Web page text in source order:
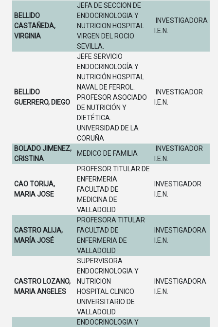
BELLIDO
CASTAÑEDA,
VIRGINIA
JEFA DE SECCION DE
ENDOCRINOLOGIA Y
NUTRICION HOSPITAL
VIRGEN DEL ROCIO
SEVILLA.
INVESTIGADORA
I.E.N.
BELLIDO
GUERRERO, DIEGO
JEFE SERVICIO
ENDOCRINOLOGÍA Y
NUTRICIÓN HOSPITAL
NAVAL DE FERROL.
PROFESOR ASOCIADO
DE NUTRICIÓN Y
DIETÉTICA.
UNIVERSIDAD DE LA
CORUÑA
INVESTIGADOR
I.E.N.
BOLADO JIMENEZ,
CRISTINA
MEDICO DE FAMILIA
INVESTIGADOR
I.E.N.
CAO TORIJA,
MARIA JOSE
PROFESOR TITULAR DE
ENFERMERIA
FACULTAD DE
MEDICINA DE
VALLADOLID
INVESTIGADOR
I.E.N.
CASTRO ALIJA,
MARÍA JOSÉ
PROFESORA TITULAR
FACULTAD DE
ENFERMERIA DE
VALLADOLID
INVESTIGADORA
I.E.N.
CASTRO LOZANO,
MARIA ANGELES
SUPERVISORA
ENDOCRINOLOGIA Y
NUTRICION
HOSPITAL CLINICO
UNIVERSITARIO DE
VALLADOLID
INVESTIGADORA
I.E.N.
ENDOCRINOLOGIA Y